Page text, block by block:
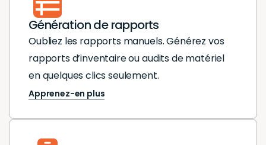
Génération de rapports
Oubliez les rapports manuels. Générez vos
rapports d’inventaire ou audits de matériel
en quelques clics seulement.
Apprenez-en plus